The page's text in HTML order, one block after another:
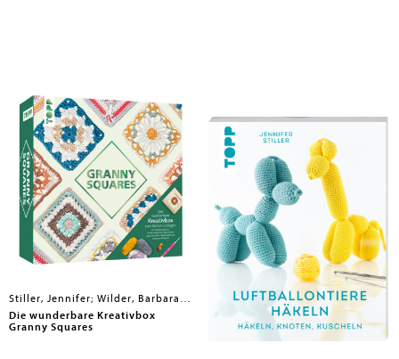
Stiller, Jennifer; Wilder, Barbara; Roland, Heike
Die wunderbare Kreativbox
Granny Squares
Stiller, Jennifer
Luftballontiere häkeln
(kreativ.kompakt.)